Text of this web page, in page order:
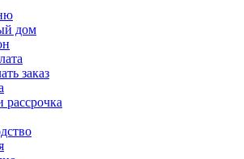
дом
заказ
рассрочка